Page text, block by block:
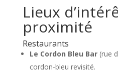
Lieux
proximité
Restaurants
Le Cordon Bleu Bar(rue
cordon-bleu revisité.